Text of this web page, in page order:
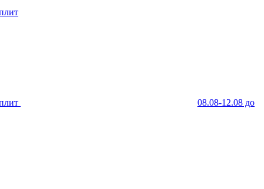
08.08-12.08 до